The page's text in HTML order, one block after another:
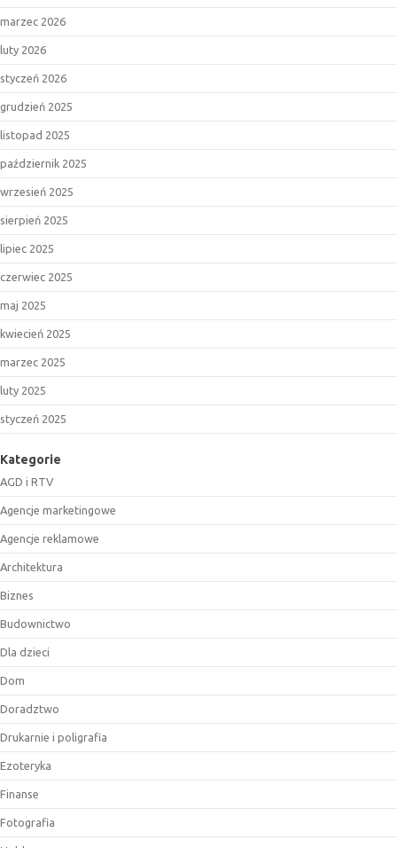
marzec 2026
luty 2026
styczeń 2026
grudzień 2025
listopad 2025
październik 2025
wrzesień 2025
sierpień 2025
lipiec 2025
czerwiec 2025
maj 2025
kwiecień 2025
marzec 2025
luty 2025
styczeń 2025
Kategorie
AGD i RTV
Agencje marketingowe
Agencje reklamowe
Architektura
Biznes
Budownictwo
Dla dzieci
Dom
Doradztwo
Drukarnie i poligrafia
Ezoteryka
Finanse
Fotografia